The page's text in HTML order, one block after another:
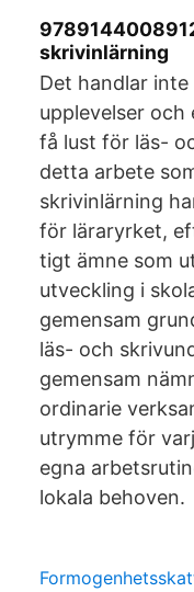
skrivinlärning
Det handlar
upplevelser
få lust för läs-
detta arbete
skrivinlärning
för läraryrket,
tigt ämne som
utveckling i
gemensam
läs- och
gemensam
ordinarie
utrymme för
egna
lokala behoven.